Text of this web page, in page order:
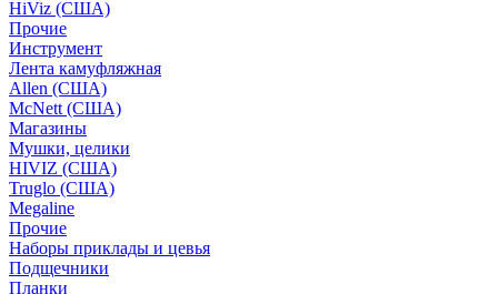
HiViz (США)
Прочие
Инструмент
Лента камуфляжная
Allen (США)
McNett (США)
Магазины
Мушки, целики
HIVIZ (США)
Truglo (США)
Megaline
Прочие
Наборы приклады и цевья
Подщечники
Планки